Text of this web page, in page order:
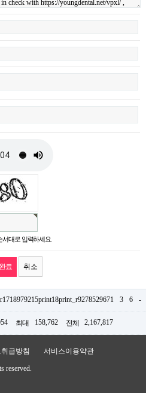
대로 입력하세요.
취소
3 6 -
최대 158,762 전체 2,167,817
급방침 서비스이용약관
reserved.